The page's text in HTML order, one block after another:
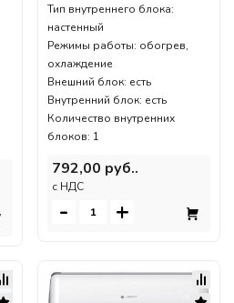
Тип внутреннего блока:
настенный
Режимы работы: обогрев,
охлаждение
Внешний блок: есть
Внутренний блок: есть
Количество внутренних
блоков: 1
792,00 руб..
c НДС
- +